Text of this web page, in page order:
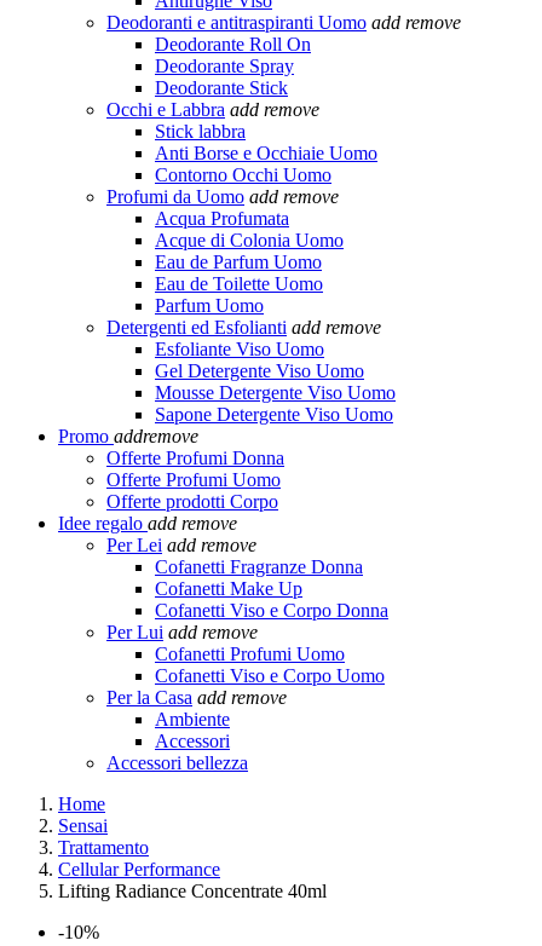
Deodoranti e antitraspiranti Uomo add remove
Deodorante Roll On
Deodorante Spray
Deodorante Stick
Occhi e Labbra add remove
Stick labbra
Anti Borse e Occhiaie Uomo
Contorno Occhi Uomo
Profumi da Uomo add remove
Acqua Profumata
Acque di Colonia Uomo
Eau de Parfum Uomo
Eau de Toilette Uomo
Parfum Uomo
Detergenti ed Esfolianti add remove
Esfoliante Viso Uomo
Gel Detergente Viso Uomo
Mousse Detergente Viso Uomo
Sapone Detergente Viso Uomo
Promo addremove
Offerte Profumi Donna
Offerte Profumi Uomo
Offerte prodotti Corpo
Idee regalo add remove
Per Lei add remove
Cofanetti Fragranze Donna
Cofanetti Make Up
Cofanetti Viso e Corpo Donna
Per Lui add remove
Cofanetti Profumi Uomo
Cofanetti Viso e Corpo Uomo
Per la Casa add remove
Ambiente
Accessori
Accessori bellezza
Home
Sensai
Trattamento
Cellular Performance
Lifting Radiance Concentrate 40ml
-10%